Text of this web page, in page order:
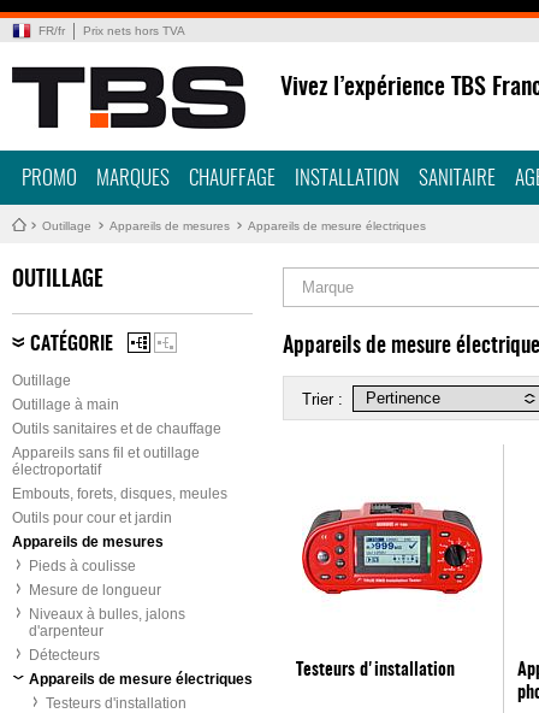
FR/fr Prix nets hors TVA
Vivez l’expérience TBS
PROMO MARQUES CHAUFFAGE INSTALLATION SANITAIRE
Outillage Appareils de mesures Appareils de mesure électriques
OUTILLAGE
CATÉGORIE
Outillage
Outillage à main
Outils sanitaires et de chauffage
Appareils sans fil et outillage
électroportatif
Embouts, forets, disques, meules
Outils pour cour et jardin
Appareils de mesures
Pieds à coulisse
Mesure de longueur
Niveaux à bulles, jalons
d'arpenteur
Détecteurs
Appareils de mesure électriques
Testeurs d'installation
Marque
Appareils de mesure
Trier :
Testeurs d'installation